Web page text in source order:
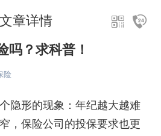
文章详情
吗？求科普！
险
隐形的现象：年纪越大越难
，保险公司的投保要求也更